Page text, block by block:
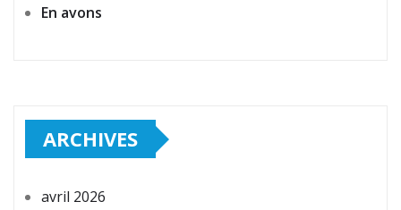
En avons
ARCHIVES
avril 2026